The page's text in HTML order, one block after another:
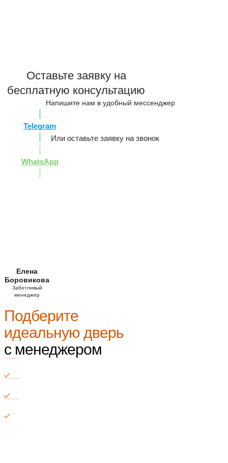
Оставьте заявку на
бесплатную консультацию
Напишите нам в удобный мессенджер
Telegram
Или оставьте заявку на звонок
WhatsApp
Елена
Боровикова
Заботливый
менеджер
Подберите
идеальную дверь
с менеджером